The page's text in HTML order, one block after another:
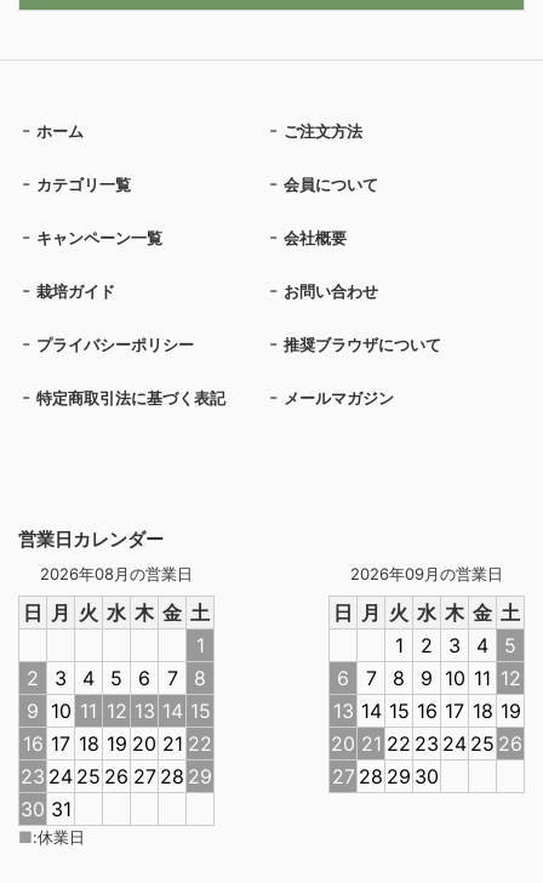
営業日カレンダー
2026年08月の営業日
日 月 火 水 木 金 土
1
2
3 4 5 6 7
8
9 10 11 12 13 14 15
16 17 18 19 20 21 22
23 24 25 26 27 28 29
30 31
2026年09月の営業日
日 月 火 水 木 金 土
1
2 3 4
5
6
7 8 9 10 11 12
13 14 15 16 17 18 19
20 21 22 23 24 25 26
27 28 29 30
■:休業日
ホーム ご注文方法
カテゴリ一覧 会員について
キャンペーン一覧 会社概要
栽培ガイド お問い合わせ
プライバシーポリシー 推奨ブラウザについて
特定商取引法に基づく表記 メールマガジン